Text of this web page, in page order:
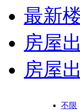
最新
房屋
房屋
不限